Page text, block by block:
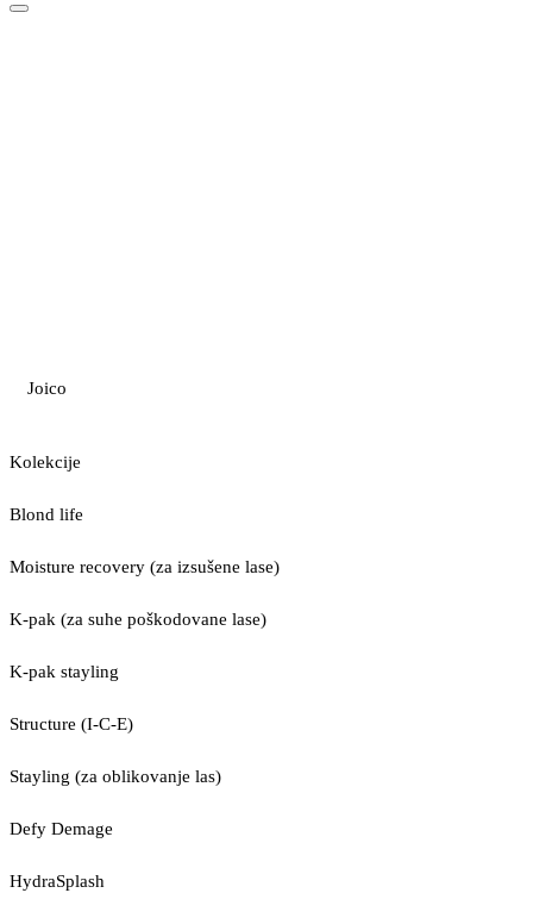
Joico
Kolekcije
Blond life
Moisture recovery (za izsušene lase)
K-pak (za suhe poškodovane lase)
K-pak stayling
Structure (I-C-E)
Stayling (za oblikovanje las)
Defy Demage
HydraSplash